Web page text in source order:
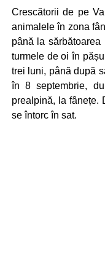
Crescătorii de pe
animalele în zona
până la
turmele de oi în
trei luni, până după
în 8 septembrie,
prealpină, la fânețe.
se întorc în sat.